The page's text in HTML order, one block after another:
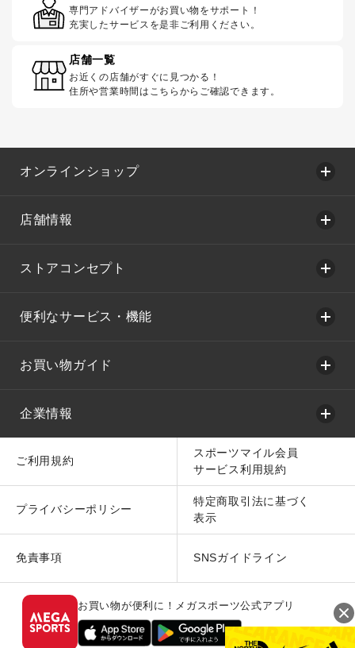
専門アドバイザーがお買い物をサポート！
充実したサービスを是非ご利用ください。
店舗一覧
お近くの店舗がすぐに見つかる！
住所や営業時間はこちらからご確認できます。
オンラインショップ
店舗情報
ストアコンセプト
便利なサービス・機能
お買い物ガイド
企業情報
ご利用規約
スポーツマイル会員
サービス利用規約
プライバシーポリシー
特定商取引法に基づく
表示
免責事項 SNSガイドライン
お買い物が便利に！メガスポーツ公式アプリ